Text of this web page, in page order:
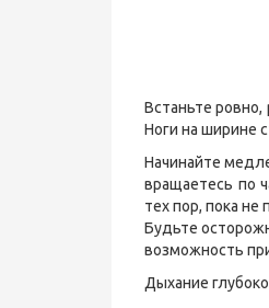
Встаньте
Ноги на ширине
Начинайте
вращаетесь по
тех пор, пока не
Будьте
возможность
Дыхание